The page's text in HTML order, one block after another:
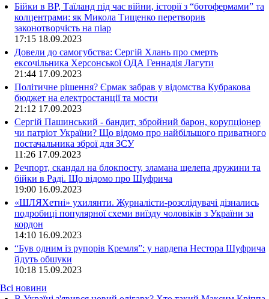
Бійки в ВР, Таїланд під час війни, історії з “ботофермами” та
колцентрами: як Микола Тищенко перетворив
законотворчість на піар
17:15 18.09.2023
Довели до самогубства: Сергій Хлань про смерть
ексочільника Херсонської ОДА Геннадія Лагути
21:44 17.09.2023
Політичне рішення? Єрмак забрав у відомства Кубракова
бюджет на електростанції та мости
21:12 17.09.2023
Сергій Пашинський - бандит, збройний барон, корупціонер
чи патріот України? Що відомо про найбільшого приватного
постачальника зброї для ЗСУ
11:26 17.09.2023
Речпорт, скандал на блокпосту, зламана щелепа дружини та
бійки в Раді. Що відомо про Шуфрича
19:00 16.09.2023
«ШЛЯХетні» ухилянти. Журналісти-розслідувачі дізнались
подробиці популярної схеми виїзду чоловіків з України за
кордон
14:10 16.09.2023
“Був одним із рупорів Кремля”: у нардепа Нестора Шуфрича
йдуть обшуки
10:18 15.09.2023
Всі новини